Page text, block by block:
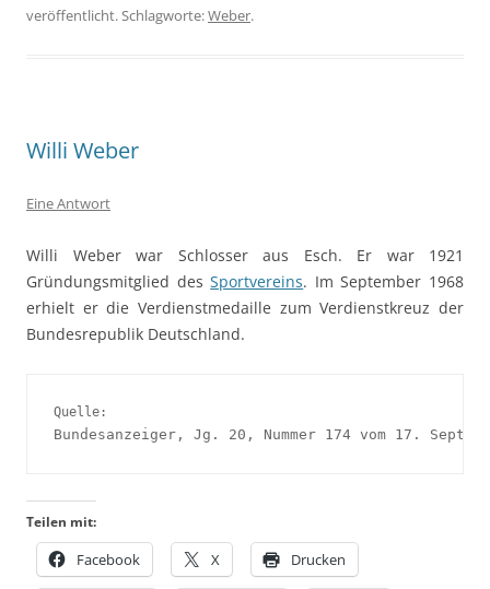
veröffentlicht. Schlagworte:Weber.
Willi Weber
Eine Antwort
Willi Weber war Schlosser aus Esch. Er war 1921
Gründungsmitglied desSportvereins. Im September 1968
erhielt er die Verdienstmedaille zum Verdienstkreuz der
Bundesrepublik Deutschland.
Bundesanzeiger, Jg. 20, Nummer 174 vom 17.
Teilen mit:
Facebook X Drucken